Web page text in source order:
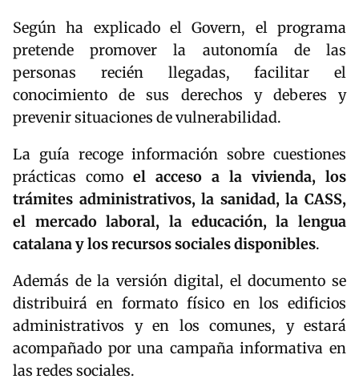
Según ha explicado el Govern, el programa
pretende promover la autonomía de las
personas recién llegadas, facilitar el
conocimiento de sus derechos y deberes y
prevenir situaciones de vulnerabilidad.
La guía recoge información sobre cuestiones
prácticas como el acceso a la vivienda, los
trámites administrativos, la sanidad, la CASS,
el mercado laboral, la educación, la lengua
catalana y los recursos sociales disponibles.
Además de la versión digital, el documento se
distribuirá en formato físico en los edificios
administrativos y en los comunes, y estará
acompañado por una campaña informativa en
las redes sociales.